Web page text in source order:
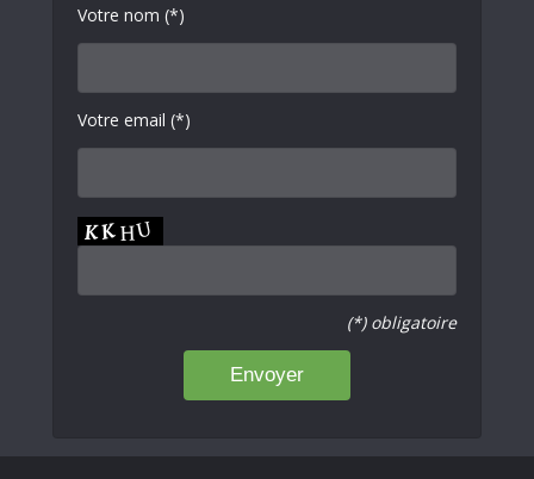
Votre nom (*)
Votre email (*)
(*) obligatoire